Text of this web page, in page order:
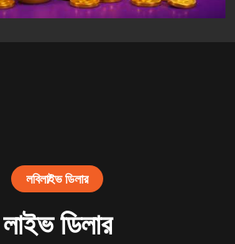
লবিলাইভ ডিলার
লাইভ ডিলার